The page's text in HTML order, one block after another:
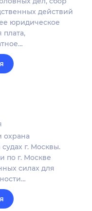
действий
юридическое
плата,
охрана
г. Москвы.
по г. Мoскве
cилax для